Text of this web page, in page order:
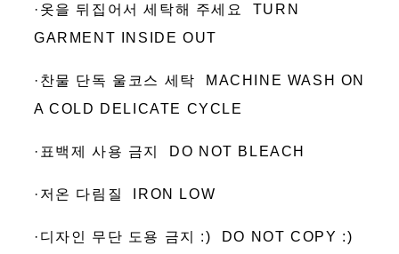
·옷을 뒤집어서 세탁해 주세요 TURN
GARMENT INSIDE OUT
·찬물 단독 울코스 세탁 MACHINE WASH ON
A COLD DELICATE CYCLE
·표백제 사용 금지 DO NOT BLEACH
·저온 다림질 IRON LOW
·디자인 무단 도용 금지 :) DO NOT COPY :)